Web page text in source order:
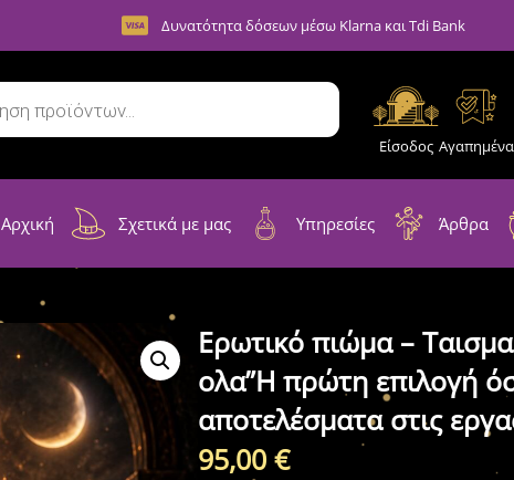
Δυνατότητα δόσεων μέσω Klarna και Tdi Bank
Είσοδος Αγαπημένα
Αρχική Σχετικά με μας Υπηρεσίες Άρθρα
Ερωτικό πιώμα –
ολα”Η πρώτη επιλογή
αποτελέσματα στις
95,00€